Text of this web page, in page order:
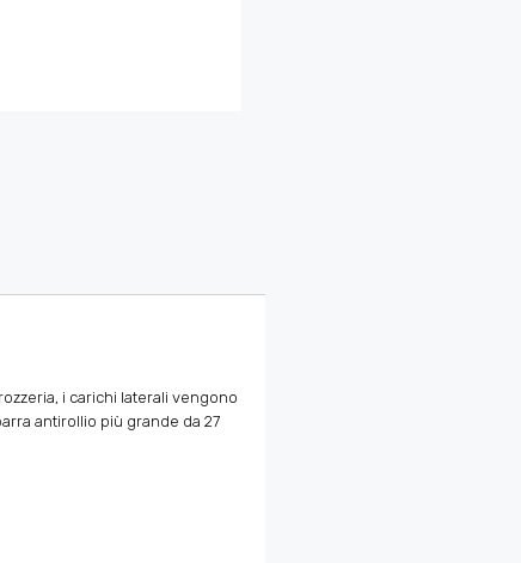
i carichi laterali vengono
antirollio più grande da 27